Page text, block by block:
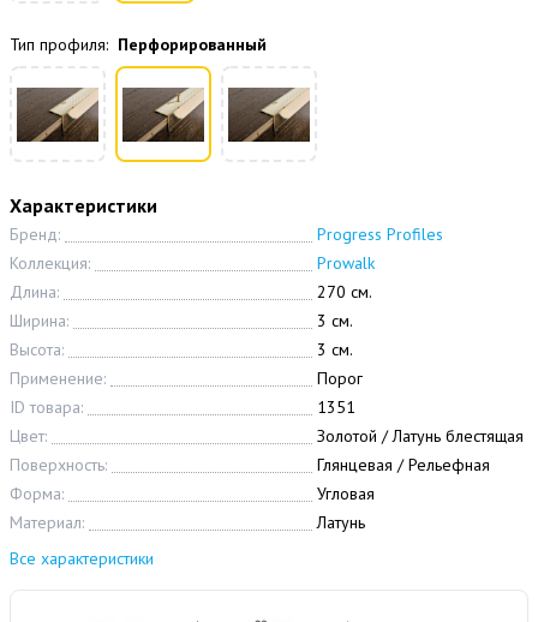
Характеристики
Бренд:
Progress Profiles
Коллекция:
Prowalk
Длина:
270 см.
Ширина:
3 см.
Высота:
3 см.
Применение:
Порог
ID товара:
1351
Цвет:
Золотой / Латунь блестящая
Поверхность:
Глянцевая / Рельефная
Форма:
Угловая
Материал:
Латунь
Все характеристики
Тип профиля: Перфорированный